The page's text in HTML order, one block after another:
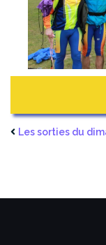
Les sorties du